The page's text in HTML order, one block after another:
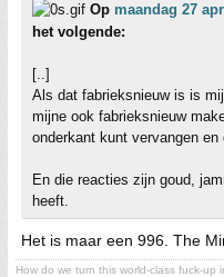
Op maandag 27
het volgende:
[..]
Als dat fabrieksnieuw is is
mijne ook fabrieksnieuw
onderkant kunt vervangen
En die reacties zijn goud,
heeft.
Het is maar een 996. The
How do we turn this world-class fuck-up